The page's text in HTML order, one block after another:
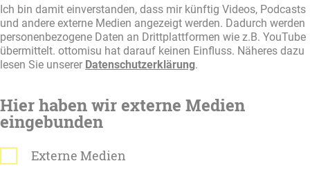
Ich bin damit einverstanden, dass mir künftig Videos, Podcasts
und andere externe Medien angezeigt werden. Dadurch werden
personenbezogene Daten an Drittplattformen wie z.B. YouTube
übermittelt. ottomisu hat darauf keinen Einfluss. Näheres dazu
lesen Sie unserer Datenschutzerklärung.
Hier haben wir externe Medien
eingebunden
Externe Medien